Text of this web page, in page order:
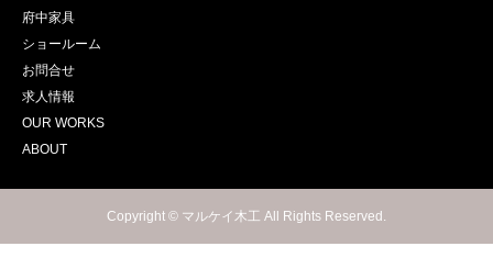
府中家具
ショールーム
お問合せ
求人情報
OUR WORKS
ABOUT
Copyright © マルケイ木工 All Rights Reserved.